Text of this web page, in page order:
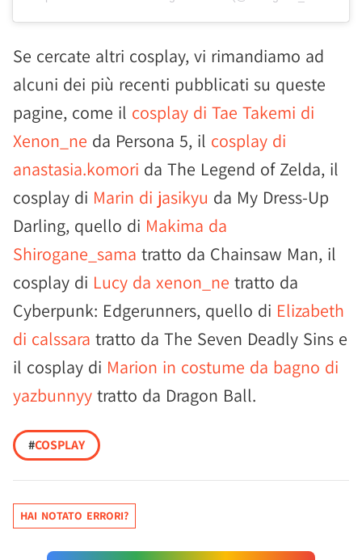
Se cercate altri cosplay, vi rimandiamo ad
alcuni dei più recenti pubblicati su queste
pagine, come il cosplay di Tae Takemi di
Xenon_ne da Persona 5, il cosplay di
anastasia.komori da The Legend of Zelda, il
cosplay di Marin di jasikyu da My Dress-Up
Darling, quello di Makima da
Shirogane_sama tratto da Chainsaw Man, il
cosplay di Lucy da xenon_ne tratto da
Cyberpunk: Edgerunners, quello di Elizabeth
di calssara tratto da The Seven Deadly Sins e
il cosplay di Marion in costume da bagno di
yazbunnyy tratto da Dragon Ball.
#COSPLAY
HAI NOTATO ERRORI?